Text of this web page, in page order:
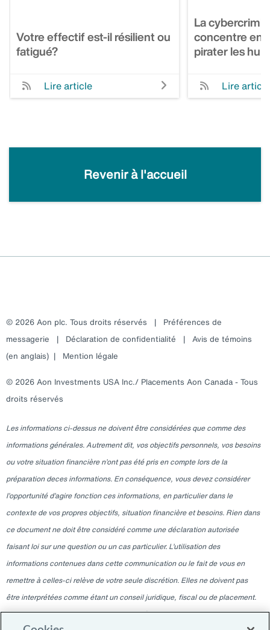
Votre effectif est-il résilient ou
fatigué?
Lire article
La
concentre
pirater les
Lire article
Revenir à l'accueil
© 2026 Aon plc. Tous droits réservés | Préférences de
messagerie | Déclaration de confidentialité | Avis de témoins
(en anglais) | Mention légale
© 2026 Aon Investments USA Inc./ Placements Aon Canada - Tous
droits réservés
Les informations ci-dessus ne doivent être considérées que comme des
informations générales. Autrement dit, vos objectifs personnels, vos besoins
ou votre situation financière n’ont pas été pris en compte lors de la
préparation deces informations. En conséquence, vous devez considérer
l’opportunité d’agire fonction ces informations, en particulier dans le
contexte de vos propres objectifs, situation financière et besoins. Rien dans
ce document ne doit être considéré comme une déclaration autorisée
faisant loi sur une question ou un cas particulier. L’utilisation des
informations contenues dans cette communication ou le fait de vous en
remettre à celles-ci relève de votre seule discrétion. Elles ne doivent pas
être interprétées comme étant un conseil juridique, fiscal ou de placement.
Veuillez consulter votre professionnel indépendant pour ces conseils. Les